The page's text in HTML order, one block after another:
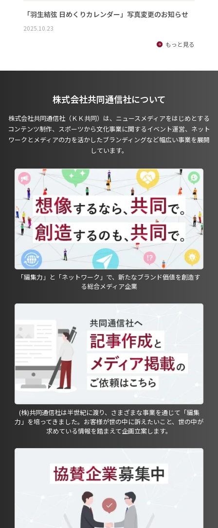
「羽生結弦 日めくりカレンダー」写真変更のお知らせ
2025.10.23
もっと見る
株式会社共同通信社について
株式会社共同通信社（ＫＫ共同）は、ニュースメディアをはじめとする
コンテンツ制作、スポーツから文化事業に関するイベント運営、ネット
ワークとメディアの力を活かしたブランディングなど幅広い事業を展開
しています。
「編集力」と「ネットワーク」で、新たなブランド価値を創造す
る総合メディア企業
(株)共同通信社は半世紀に渡り、さまざまな事業を通じて「編集
力」を培ってきました。お客様が世の中に訴えたいこと、世の中が
求めている情報を踏まえて企画立案します。